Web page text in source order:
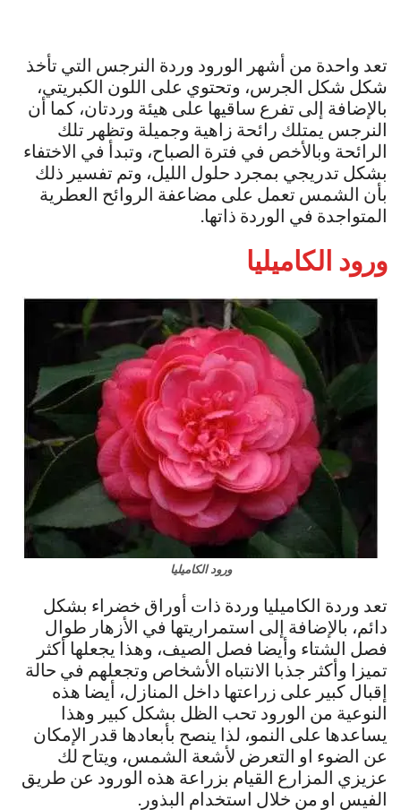
تعد واحدة من أشهر الورود وردة النرجس التي تأخذ
شكل شكل الجرس، وتحتوي على اللون الكبريتي،
بالإضافة إلى تفرع ساقيها على هيئة وردتان، كما أن
النرجس يمتلك رائحة زاهية وجميلة وتظهر تلك
الرائحة وبالأخص في فترة الصباح، وتبدأ في الاختفاء
بشكل تدريجي بمجرد حلول الليل، وتم تفسير ذلك
بأن الشمس تعمل على مضاعفة الروائح العطرية
المتواجدة في الوردة ذاتها.
ورود الكاميليا
ورود الكاميليا
تعد وردة الكاميليا وردة ذات أوراق خضراء بشكل
دائم، بالإضافة إلى استمراريتها في الأزهار طوال
فصل الشتاء وأيضا فصل الصيف، وهذا يجعلها أكثر
تميزا وأكثر جذبا الانتباه الأشخاص وتجعلهم في حالة
إقبال كبير على زراعتها داخل المنازل، أيضا هذه
النوعية من الورود تحب الظل بشكل كبير وهذا
يساعدها على النمو، لذا ينصح بأبعادها قدر الإمكان
عن الضوء او التعرض لأشعة الشمس، ويتاح لك
عزيزي المزارع القيام بزراعة هذه الورود عن طريق
الفيس او من خلال استخدام البذور.